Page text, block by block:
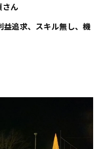
さん
益追求、スキル無し、機